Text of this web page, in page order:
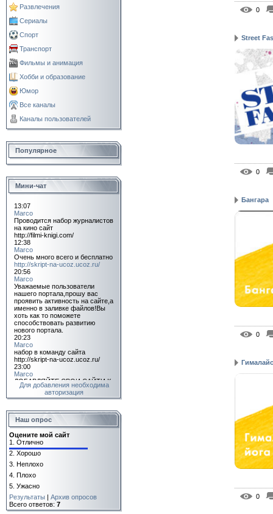
Развлечения
Сериалы
Спорт
Транспорт
Фильмы и анимация
Хобби и образование
Юмор
Все каналы
Каналы пользователей
Популярное
Мини-чат
Для добавления необходима
авторизация
Наш опрос
Оцените мой сайт
1. Отлично
2. Хорошо
3. Неплохо
4. Плохо
5. Ужасно
Результаты | Архив опросов
Всего ответов: 7
0
Street
0
Бангара
0
0